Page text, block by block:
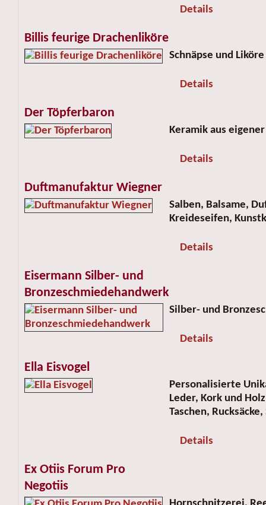
Details
Billis feurige Drachenliköre
Schnäpse und
Details
Der Töpferbaron
Keramik aus
Details
Duftmanufaktur Wiegner
Salben, Balsame,
Kreideseifen,
Details
Eisermann Silber- und
Bronzeschmiedehandwerk
Silber- und
Details
Ella Eisvogel
Personalisierte
Leder, Kork und
Taschen,
Details
Ex Otiis Forum Pro
Negotiis